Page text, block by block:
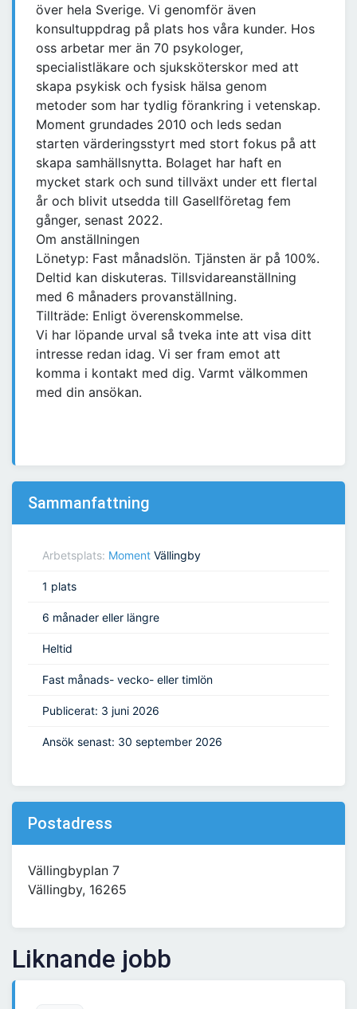
över hela Sverige. Vi genomför även
konsultuppdrag på plats hos våra kunder. Hos
oss arbetar mer än 70 psykologer,
specialistläkare och sjuksköterskor med att
skapa psykisk och fysisk hälsa genom
metoder som har tydlig förankring i vetenskap.
Moment grundades 2010 och leds sedan
starten värderingsstyrt med stort fokus på att
skapa samhällsnytta. Bolaget har haft en
mycket stark och sund tillväxt under ett flertal
år och blivit utsedda till Gasellföretag fem
gånger, senast 2022.
Om anställningen
Lönetyp: Fast månadslön. Tjänsten är på 100%.
Deltid kan diskuteras. Tillsvidareanställning
med 6 månaders provanställning.
Tillträde: Enligt överenskommelse.
Vi har löpande urval så tveka inte att visa ditt
intresse redan idag. Vi ser fram emot att
komma i kontakt med dig. Varmt välkommen
med din ansökan.
Sammanfattning
Arbetsplats: Moment Vällingby
1 plats
6 månader eller längre
Heltid
Fast månads- vecko- eller timlön
Publicerat: 3 juni 2026
Ansök senast: 30 september 2026
Postadress
Vällingbyplan 7
Vällingby, 16265
Liknande jobb